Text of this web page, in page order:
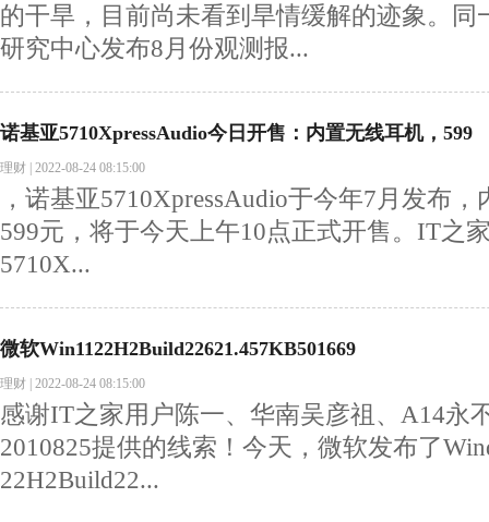
的干旱，目前尚未看到旱情缓解的迹象。同
研究中心发布8月份观测报...
诺基亚5710XpressAudio今日开售：内置无线耳机，599
理财 2022-08-24 08:15:00
，诺基亚5710XpressAudio于今年7月发布
599元，将于今天上午10点正式开售。IT之
5710X...
微软Win1122H2Build22621.457KB501669
理财 2022-08-24 08:15:00
感谢IT之家用户陈一、华南吴彦祖、A14永
2010825提供的线索！今天，微软发布了
22H2Build22...